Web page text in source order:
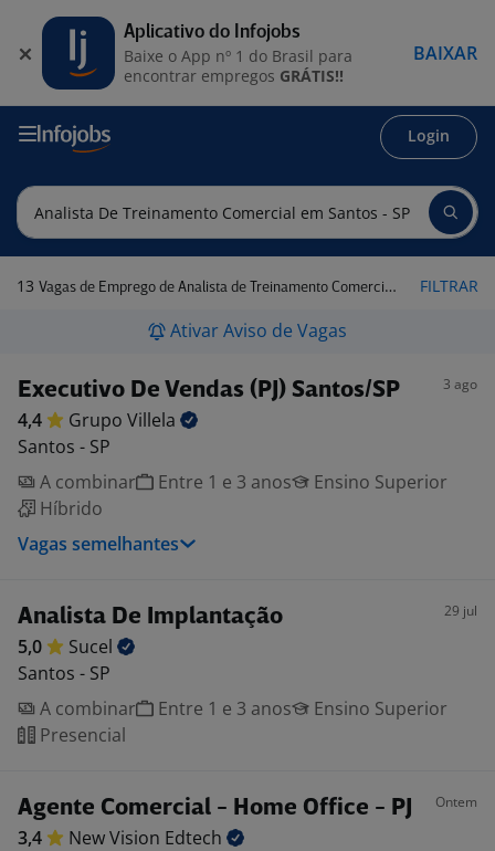
Login
13 Vagas de Emprego de Analista de Treinamento Comercial em Santos - SP FILTRAR
Ativar Aviso de Vagas
Executivo De Vendas (PJ) Santos/SP 3 ago
4,4 Grupo Villela
Santos - SP
A combinar
Entre 1 e 3 anos
Ensino Superior
Híbrido
Vagas semelhantes
Analista De Implantação 29 jul
5,0
Sucel
Santos - SP
A combinar
Entre 1 e 3 anos
Ensino Superior
Presencial
Agente Comercial - Home Office - PJ Ontem
3,4 New Vision Edtech
Aplicativo do Infojobs
Baixe o App nº 1 do Brasil para
encontrar empregos GRÁTIS!!
BAIXAR